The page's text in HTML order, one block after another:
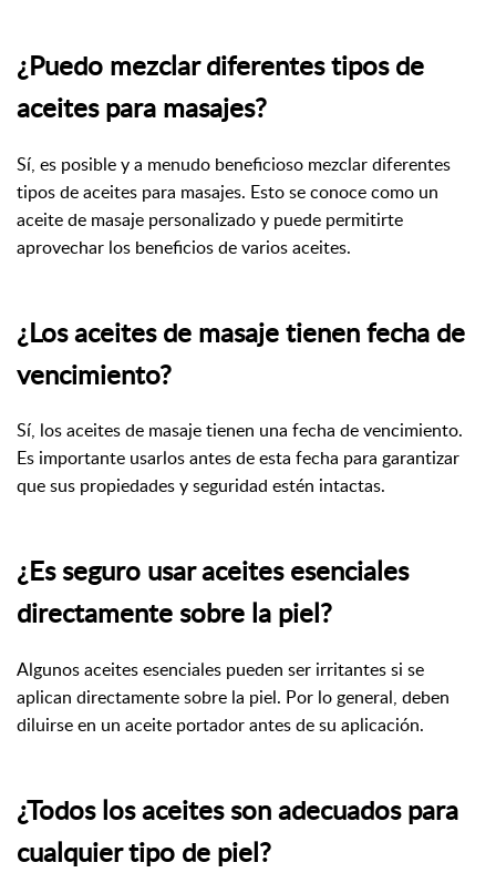
¿Puedo mezclar diferentes tipos de
aceites para masajes?
Sí, es posible y a menudo beneficioso mezclar diferentes
tipos de aceites para masajes. Esto se conoce como un
aceite de masaje personalizado y puede permitirte
aprovechar los beneficios de varios aceites.
¿Los aceites de masaje tienen fecha de
vencimiento?
Sí, los aceites de masaje tienen una fecha de vencimiento.
Es importante usarlos antes de esta fecha para garantizar
que sus propiedades y seguridad estén intactas.
¿Es seguro usar aceites esenciales
directamente sobre la piel?
Algunos aceites esenciales pueden ser irritantes si se
aplican directamente sobre la piel. Por lo general, deben
diluirse en un aceite portador antes de su aplicación.
¿Todos los aceites son adecuados para
cualquier tipo de piel?